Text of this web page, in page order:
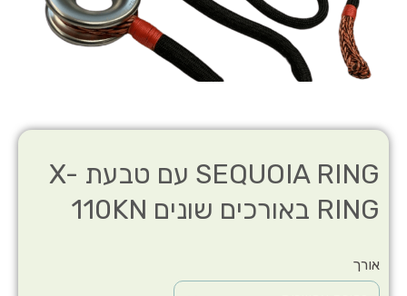
SEQUOIA RING עם טבעת X-
RING באורכים שונים 110KN
אורך